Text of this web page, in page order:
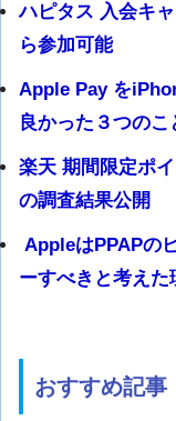
ハピタス 入会キ
ら参加可能
Apple Pay を
良かった３つのこ
楽天 期間限定ポ
の調査結果公開
AppleはPPAPの
ーすべきと考えた
おすすめ記事